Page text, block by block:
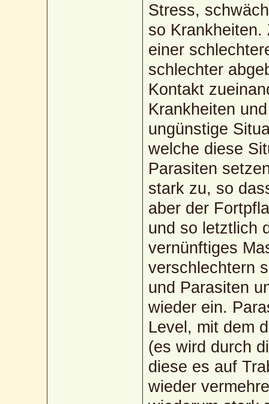
Stress,
so Krankheiten.
einer
schlechter
Kontakt
Krankheiten
ungünstige
welche diese
Parasiten
stark zu, so
aber der
und so letztlich
vernünftiges
verschlechtern
und Parasiten
wieder ein.
Level, mit dem
(es wird durch
diese es auf
wieder